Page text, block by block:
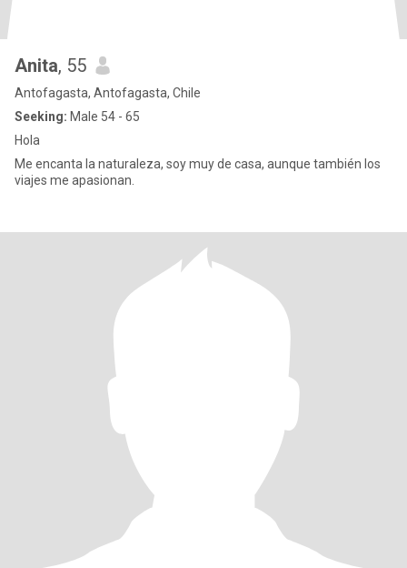
Anita, 55
Antofagasta, Antofagasta, Chile
Seeking: Male 54 - 65
Hola
Me encanta la naturaleza, soy muy de casa, aunque también los
viajes me apasionan.